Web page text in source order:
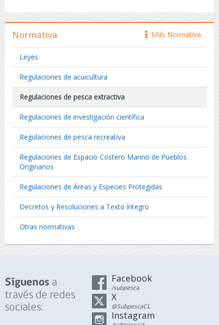
icono
Más Normativa
Normativa
Leyes
Regulaciones de acuicultura
Regulaciones de pesca extractiva
Regulaciones de investigación científica
Regulaciones de pesca recreativa
Regulaciones de Espacio Costero Marino de Pueblos
Originarios
Regulaciones de Áreas y Especies Protegidas
Decretos y Resoluciones a Texto íntegro
Otras normativas
Síguenos a
través de redes
sociales:
Facebook
/subpesca
X
@SubpescaCL
Instagram